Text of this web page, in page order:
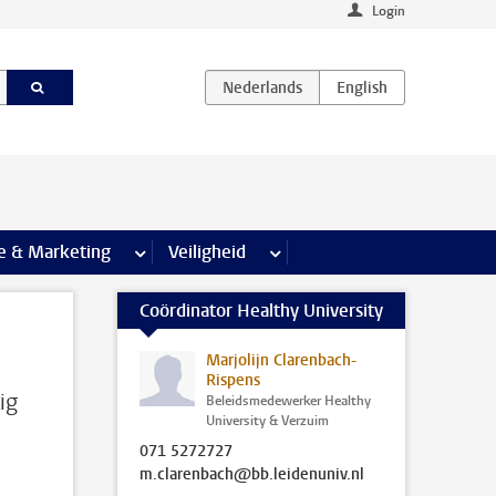
Login
& Marketing meer Communicatie & Marketing pagina’s
Veiligheid meer Veiligheid pagina’s
Coördinator Healthy University
Marjolijn Clarenbach-
Rispens
Beleidsmedewerker Healthy
University & Verzuim
071 5272727
m.clarenbach@bb.leidenuniv.nl